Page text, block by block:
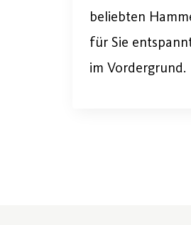
beliebten
für Sie
im Vordergrund.